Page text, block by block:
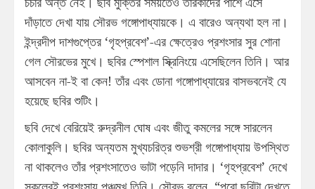
দাঁড়াতে দেখা যায় সৌরভ গঙ্গোপাধ্যায়কে। এ বারেও অন্যথা হল না।
ইন্দ্রদীপ দাশগুপ্তের ‘গৃহপ্রবেশ’-এর ক্ষেত্রেও প্রশংসার সুর শোনা
গেল সৌরভের মুখে। ছবির স্পেশাল স্ক্রিনিংয়ে এসেছিলেন তিনি। আর
আসবেন না-ই বা কেন! তাঁর এবং ডোনা গঙ্গোপাধ্যায়ের বাসভবনেই যে
হয়েছে ছবির শুটিং।
ছবি দেখে বেরিয়েই রুদ্রনীল ঘোষ এবং জীতু কমলের সঙ্গে সারলেন
কোলাকুলি। ছবির অন্যতম মুখ্যচরিত্র শুভশ্রী গঙ্গোপাধ্যায় উপস্থিত
না থাকলেও তাঁর প্রশংসাতেও ভাটা পড়েনি দাদার। ‘গৃহপ্রবেশ’ দেখে